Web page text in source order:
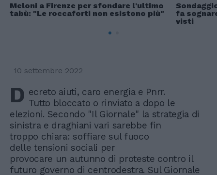
Meloni a Firenze per sfondare l'ultimo
tabù: "Le roccaforti non esistono più"
fa
visti
10 settembre 2022
D ecreto aiuti, caro energia e Pnrr.
Tutto bloccato o rinviato a dopo le
elezioni. Secondo "Il Giornale" la strategia di
sinistra e draghiani vari sarebbe fin
troppo chiara: soffiare sul fuoco
delle tensioni sociali per
provocare un autunno di proteste contro il
futuro governo di centrodestra. Sul Giornale